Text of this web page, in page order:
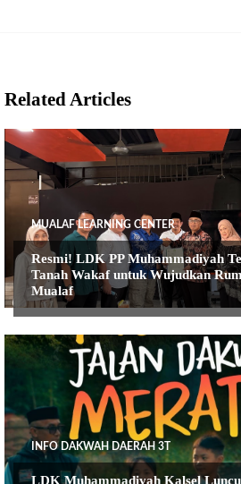
Related Articles
MUALAF LEARNING CENTER
Resmi! LDK PP Muhammadiyah
Tanah Wakaf untuk Wujudkan
Mualaf
INFO DAKWAH DAERAH 3T
LDK Muhammadiyah Kalsel